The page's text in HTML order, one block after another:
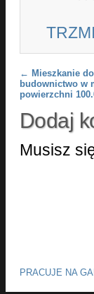
Post
← Mieszkanie
budownictwo w
powierzchni
Dodaj
Musisz
PRACUJE NA